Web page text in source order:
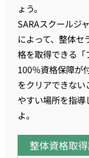
ょう。
SARAスクールジ
によって、整体セ
格を取得できる「
100％資格保障が
をクリアできない
やすい場所を指
よ。
整体資格取